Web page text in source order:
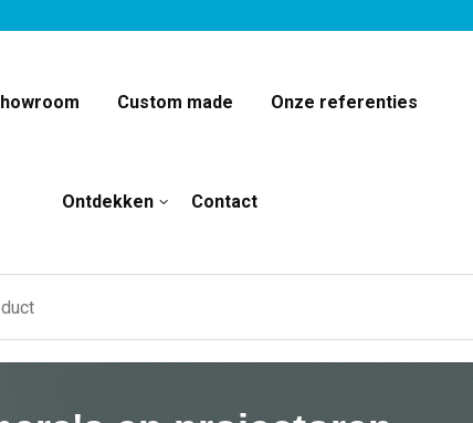
Custom made Onze referenties
Ontdekken Contact